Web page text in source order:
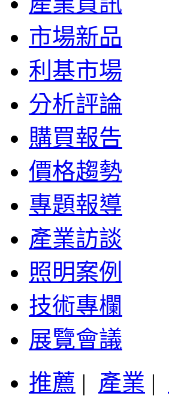
市場新品
利基市場
分析評論
購買報告
價格趨勢
專題報導
產業訪談
照明案例
技術專欄
展覽會議
推薦 | 產業 |